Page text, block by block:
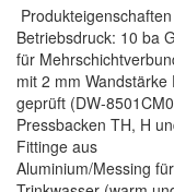
Betriebsdruck: 10 ba
für
mit 2 mm Wandstärke
geprüft (DW-
Pressbacken TH, H
Fittinge aus
Aluminium/Messing für